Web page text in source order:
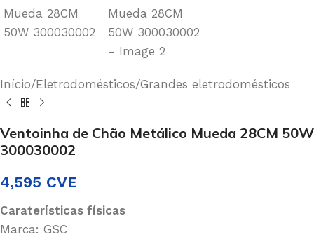
Início/Eletrodomésticos/Grandes eletrodomésticos
Ventoinha de Chão Metálico Mueda 28CM 50W
300030002
4,595 CVE
Caraterísticas físicas
Marca: GSC